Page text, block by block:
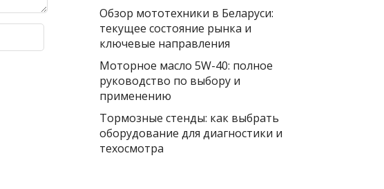
Обзор мототехники в Беларуси:
текущее состояние рынка и
ключевые направления
Моторное масло 5W-40: полное
руководство по выбору и
применению
Тормозные стенды: как выбрать
оборудование для диагностики и
техосмотра